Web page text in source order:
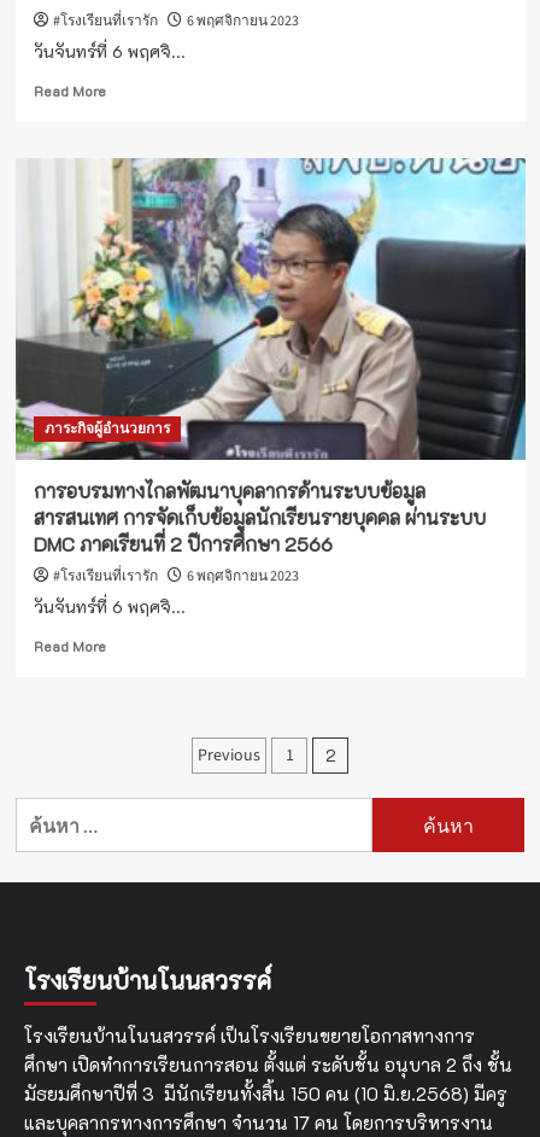
#โรงเรียนที่เรารัก 6 พฤศจิกายน 2023
วันจันทร์ที่ 6 พฤศจิ...
Read MoreRead
ประชุม
ชี้แจง
ผู้
บริหาร
สถาน
ศึกษา
และ
ครู
ผู้รับ
ชอบ
การนำ
เข้า
ใน
ระบบ
การ
จัดการ
แข่งขัน
งาน
ภาระกิจผู้อำนวยการ
การอบรมทางไกลพัฒนาบุคลากรด้านระบบข้อมูล
สารสนเทศ การจัดเก็บข้อมูลนักเรียนรายบุคคล ผ่านระบบ
DMC ภาคเรียนที่ 2 ปีการศึกษา 2566
#โรงเรียนที่เรารัก 6 พฤศจิกายน 2023
วันจันทร์ที่ 6 พฤศจิ...
Read MoreRead
พัฒนา
ด้าน
จัด
เก็บ
นักเรียน
ราย
บุคคล
ผ่าน
ระบบ
Posts
pagination
Previous 1 2
ค้นหา
โรงเรียนบ้านโนนสวรรค์
โรงเรียนบ้านโนนสวรรค์ เป็นโรงเรียนขยายโอกาสทางการ
ศึกษา เปิดทำการเรียนการสอน ตั้งแต่ ระดับชั้น อนุบาล 2 ถึง ชั้น
มัธยมศึกษาปีที่ 3 มีนักเรียนทั้งสิ้น 150 คน (10 มิ.ย.2568) มีครู
และบุคลากรทางการศึกษา จำนวน 17 คน โดยการบริหารงาน